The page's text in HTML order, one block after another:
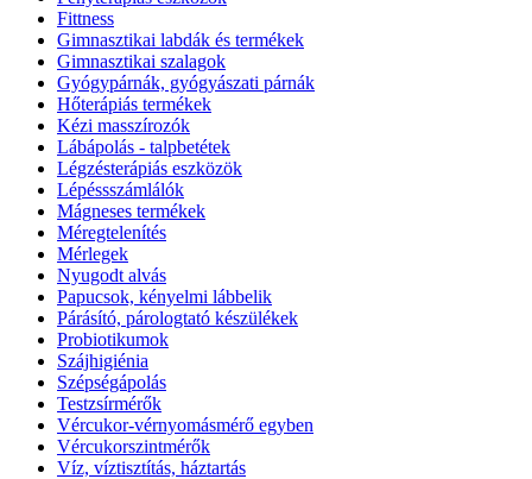
Fittness
Gimnasztikai labdák és termékek
Gimnasztikai szalagok
Gyógypárnák, gyógyászati párnák
Hőterápiás termékek
Kézi masszírozók
Lábápolás - talpbetétek
Légzésterápiás eszközök
Lépéssszámlálók
Mágneses termékek
Méregtelenítés
Mérlegek
Nyugodt alvás
Papucsok, kényelmi lábbelik
Párásító, párologtató készülékek
Probiotikumok
Szájhigiénia
Szépségápolás
Testzsírmérők
Vércukor-vérnyomásmérő egyben
Vércukorszintmérők
Víz, víztisztítás, háztartás